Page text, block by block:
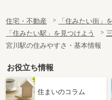
住宅・不動産
「住みたい街」
「住みたい駅」を見つけよう
宮川駅の住みやすさ・基本情報
お役立ち情報
住まいのコラム